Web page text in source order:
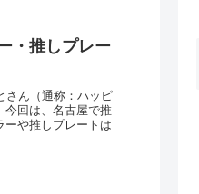
・推しプレー
さん（通称：ハッピ
回は、名古屋で推
ーや推しプレートは